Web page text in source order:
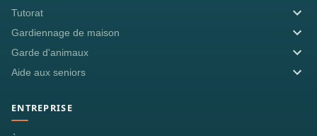
Tutorat
Gardiennage de maison
Garde d'animaux
Aide aux seniors
ENTREPRISE